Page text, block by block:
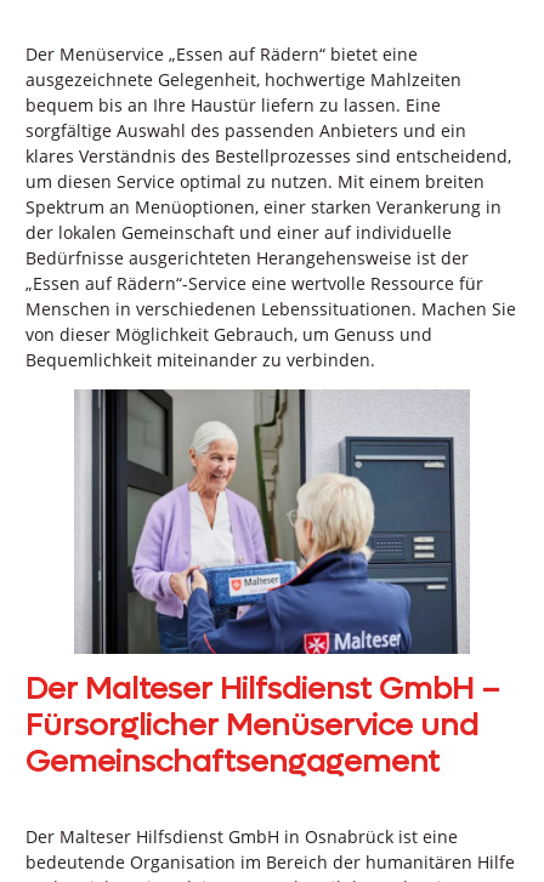
Der Menüservice „Essen auf Rädern“ bietet eine
ausgezeichnete Gelegenheit, hochwertige Mahlzeiten
bequem bis an Ihre Haustür liefern zu lassen. Eine
sorgfältige Auswahl des passenden Anbieters und ein
klares Verständnis des Bestellprozesses sind entscheidend,
um diesen Service optimal zu nutzen. Mit einem breiten
Spektrum an Menüoptionen, einer starken Verankerung in
der lokalen Gemeinschaft und einer auf individuelle
Bedürfnisse ausgerichteten Herangehensweise ist der
„Essen auf Rädern“-Service eine wertvolle Ressource für
Menschen in verschiedenen Lebenssituationen. Machen Sie
von dieser Möglichkeit Gebrauch, um Genuss und
Bequemlichkeit miteinander zu verbinden.
Der Malteser Hilfsdienst GmbH –
Fürsorglicher Menüservice und
Gemeinschaftsengagement
Der Malteser Hilfsdienst GmbH in Osnabrück ist eine
bedeutende Organisation im Bereich der humanitären Hilfe